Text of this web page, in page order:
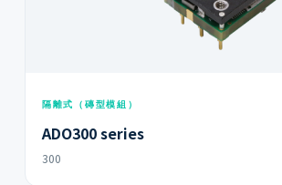
隔離式（磚型模組）
ADO300 series
300